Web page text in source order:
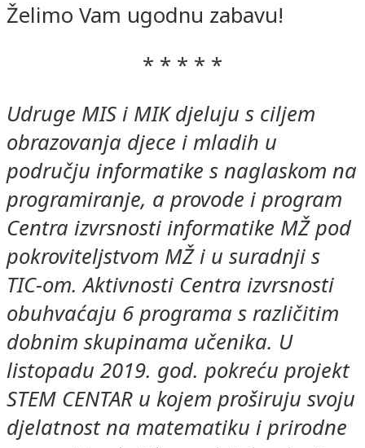
Želimo Vam ugodnu zabavu!
* * * * *
Udruge MIS i MIK djeluju s ciljem
obrazovanja djece i mladih u
području informatike s naglaskom na
programiranje, a provode i program
Centra izvrsnosti informatike MŽ pod
pokroviteljstvom MŽ i u suradnji s
TIC-om. Aktivnosti Centra izvrsnosti
obuhvaćaju 6 programa s različitim
dobnim skupinama učenika. U
listopadu 2019. god. pokreću projekt
STEM CENTAR u kojem proširuju svoju
djelatnost na matematiku i prirodne